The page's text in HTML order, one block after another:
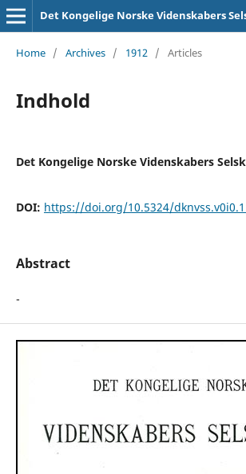
Det Kongelige Norske Videnskabers
Home / Archives / 1912 / Articles
Indhold
Det Kongelige Norske Videnskabers
DOI: https://doi.org/10.5324/
Abstract
-